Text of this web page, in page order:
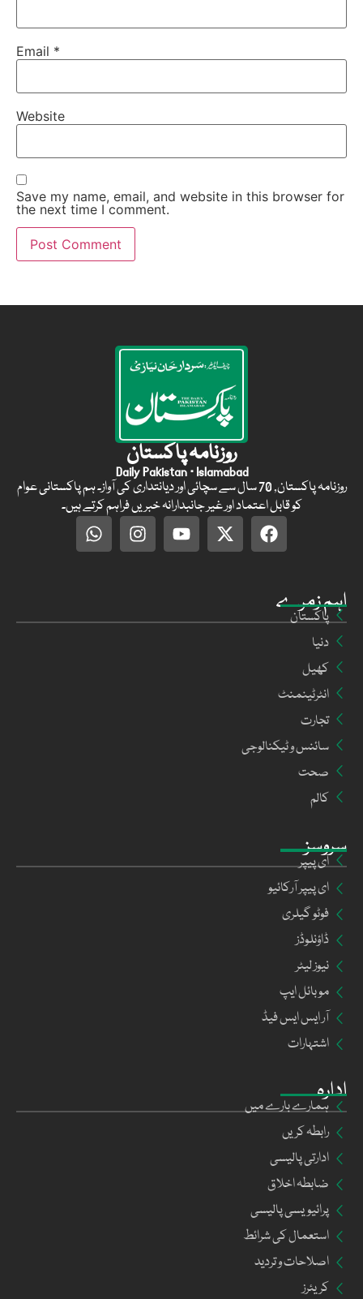
Email *
Website
Save my name, email, and website in this browser for
the next time I comment.
ادارہ
ہمارے بارے میں
رابطہ کریں
ادارتی پالیسی
ضابطہ اخلاق
پرائیویسی پالیسی
استعمال کی شرائط
اصلاحات و تردید
کریئرز
سروسز
ای پیپر
ای پیپر آرکائیو
فوٹو گیلری
ڈاؤنلوڈز
نیوز لیٹر
موبائل ایپ
آر ایس ایس فیڈ
اشتہارات
اہم زمرے
پاکستان
دنیا
کھیل
انٹرٹینمنٹ
تجارت
سائنس و ٹیکنالوجی
صحت
کالم
روزنامہ پاکستان
Daily Pakistan · Islamabad
روزنامہ پاکستان, 70 سال سے سچائی اور دیانتداری کی آواز۔ ہم پاکستانی عوام
کو قابل اعتماد اور غیر جانبدارانہ خبریں فراہم کرتے ہیں۔